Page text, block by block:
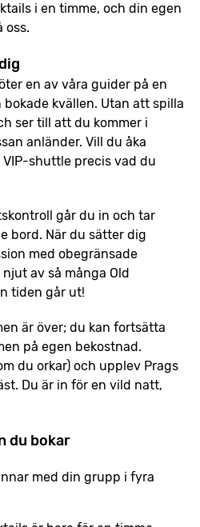
i en timme, och din egen
oss.
en av våra guider på en
kvällen. Utan att spilla
ser till att du kommer i
anländer. Vill du åka
shuttle precis vad du
går du in och tar
bord. När du sätter dig
med obegränsade
av så många Old
tiden går ut!
är över; du kan fortsätta
på egen bekostnad.
du orkar) och upplev Prags
Du är in för en vild natt,
du bokar
med din grupp i fyra